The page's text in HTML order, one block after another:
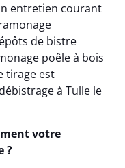
entretien courant
de bistre
poêle à bois
tirage est
à Tulle le
votre
?